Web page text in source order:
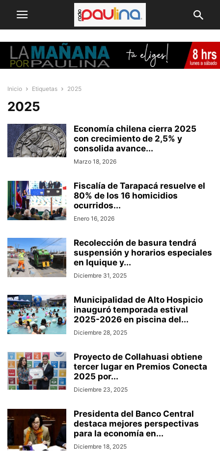
Inicio Etiquetas 2025
2025
Economía chilena cierra 2025
con crecimiento de 2,5% y
consolida avance...
Marzo 18, 2026
Fiscalía de Tarapacá resuelve el
80% de los 16 homicidios
ocurridos...
Enero 16, 2026
Recolección de basura tendrá
suspensión y horarios especiales
en Iquique y...
Diciembre 31, 2025
Municipalidad de Alto Hospicio
inauguró temporada estival
2025-2026 en piscina del...
Diciembre 28, 2025
Proyecto de Collahuasi obtiene
tercer lugar en Premios Conecta
2025 por...
Diciembre 23, 2025
Presidenta del Banco Central
destaca mejores perspectivas
para la economía en...
Diciembre 18, 2025